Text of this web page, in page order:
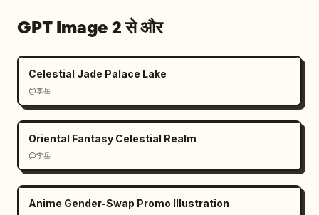
GPT Image 2 से और
Celestial Jade Palace Lake
@李岳
Oriental Fantasy Celestial Realm
@李岳
Anime Gender-Swap Promo Illustration